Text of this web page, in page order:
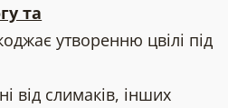
та
утворенню цвілі під
від слимаків, інших